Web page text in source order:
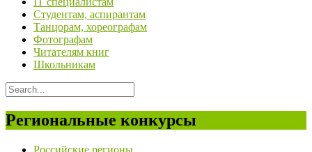
Студентам, аспирантам
Танцорам, хореографам
Фотографам
Читателям книг
Школьникам
Региональные конкурсы
Российские регионы